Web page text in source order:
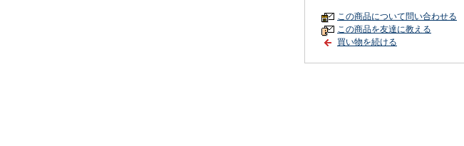
この商品について問い合わせる
この商品を友達に教える
買い物を続ける